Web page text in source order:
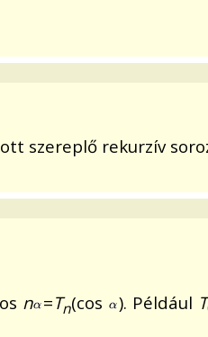
szereplő rekurzív
n =Tn(cos ). Például T